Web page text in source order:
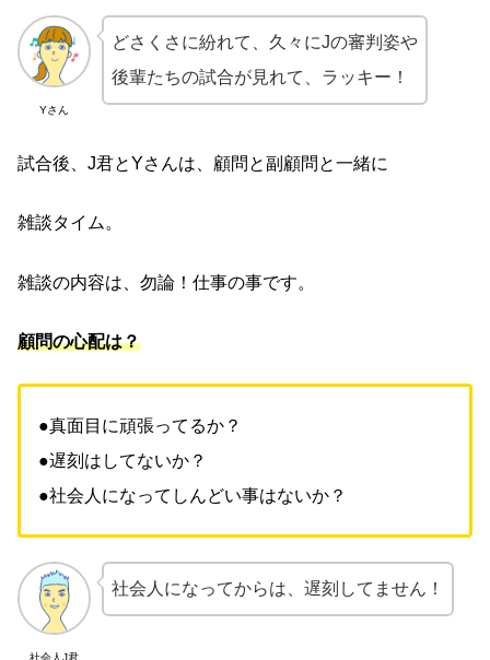
Yさん
どさくさに紛れて、久々にJの審判姿や
後輩たちの試合が見れて、ラッキー！
試合後、J君とYさんは、顧問と副顧問と一緒に
雑談タイム。
雑談の内容は、勿論！仕事の事です。
顧問の心配は？
●真面目に頑張ってるか？
●遅刻はしてないか？
●社会人になってしんどい事はないか？
社会人J君
社会人になってからは、遅刻してません！